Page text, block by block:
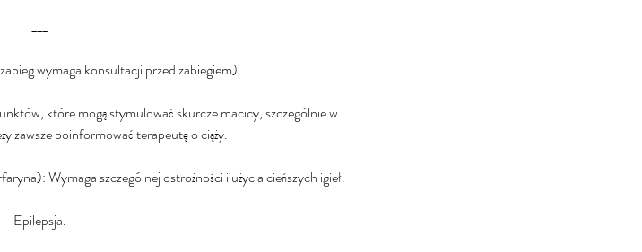
___
wymaga konsultacji przed zabiegiem)
które mogą stymulować skurcze macicy, szczególnie w
zawsze poinformować terapeutę o ciąży.
Wymaga szczególnej ostrożności i użycia cieńszych igieł.
Epilepsja.